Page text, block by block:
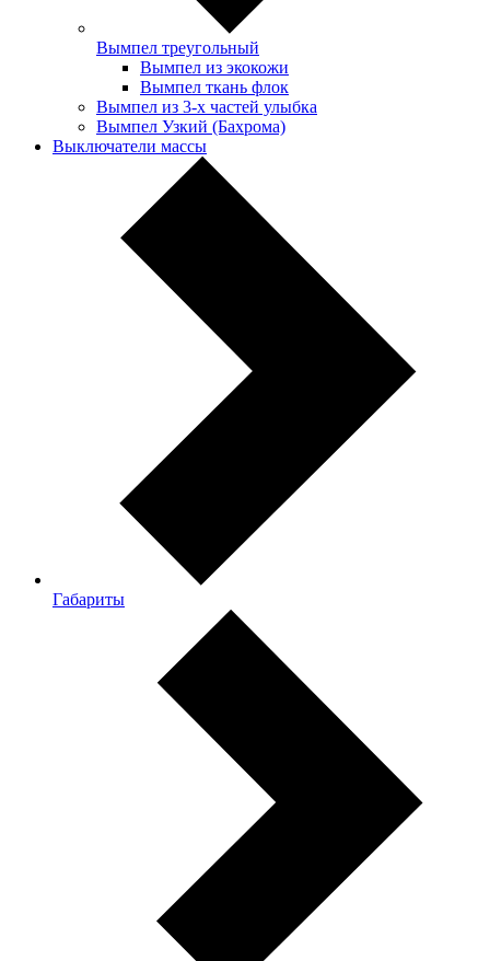
Вымпел треугольный
Вымпел из экокожи
Вымпел ткань флок
Вымпел из 3-х частей улыбка
Вымпел Узкий (Бахрома)
Выключатели массы
Габариты